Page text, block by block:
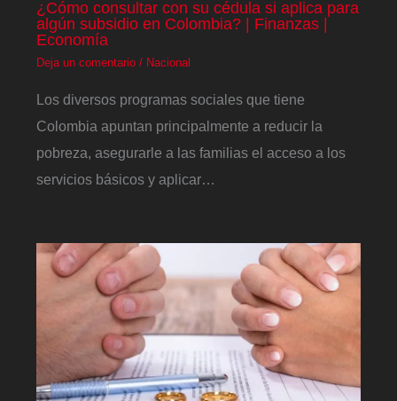
¿Cómo consultar con su cédula si aplica para
algún subsidio en Colombia? | Finanzas |
Economía
Deja un comentario / Nacional
Los diversos programas sociales que tiene
Colombia apuntan principalmente a reducir la
pobreza, asegurarle a las familias el acceso a los
servicios básicos y aplicar…